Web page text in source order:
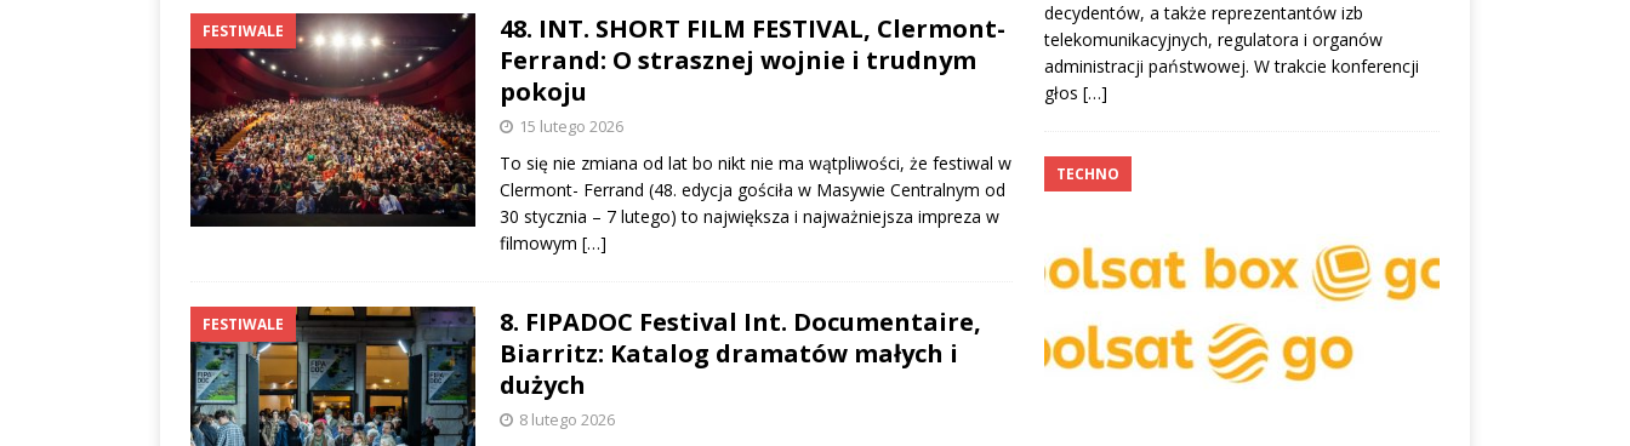
FESTIWALE
48. INT. SHORT FILM FESTIVAL, Clermont-
Ferrand: O strasznej wojnie i trudnym
pokoju
15 lutego 2026
To się nie zmiana od lat bo nikt nie ma wątpliwości, że festiwal w
Clermont- Ferrand (48. edycja gościła w Masywie Centralnym od
30 stycznia – 7 lutego) to największa i najważniejsza impreza w
filmowym […]
FESTIWALE
8. FIPADOC Festival Int. Documentaire,
Biarritz: Katalog dramatów małych i
dużych
8 lutego 2026
decydentów, a także reprezentantów izb
telekomunikacyjnych, regulatora i organów
administracji państwowej. W trakcie konferencji
głos […]
TECHNO